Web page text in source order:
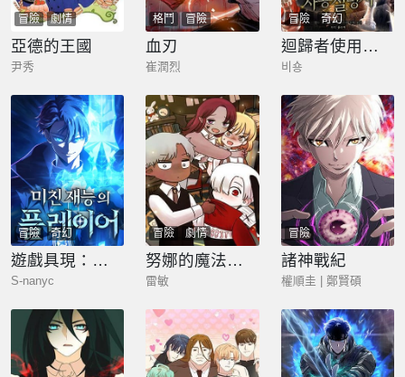
冒險 劇情
亞德的王國
尹秀
格鬥 冒險
血刃
崔潤烈
冒險 奇幻
迴歸者使用說明書
비숑
冒險 奇幻
遊戲具現：我獨自攻略
S-nanyc
冒險 劇情
努娜的魔法商店
雷敏
冒險
諸神戰紀
權順圭 | 鄭賢碩